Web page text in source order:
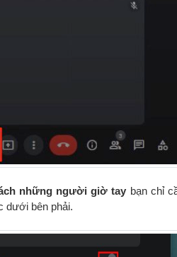
những người giờ tay bạn chỉ
dưới bên phải.